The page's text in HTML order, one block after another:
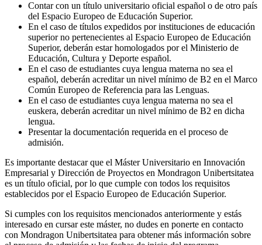
Contar con un título universitario oficial español o de otro país
del Espacio Europeo de Educación Superior.
En el caso de títulos expedidos por instituciones de educación
superior no pertenecientes al Espacio Europeo de Educación
Superior, deberán estar homologados por el Ministerio de
Educación, Cultura y Deporte español.
En el caso de estudiantes cuya lengua materna no sea el
español, deberán acreditar un nivel mínimo de B2 en el Marco
Común Europeo de Referencia para las Lenguas.
En el caso de estudiantes cuya lengua materna no sea el
euskera, deberán acreditar un nivel mínimo de B2 en dicha
lengua.
Presentar la documentación requerida en el proceso de
admisión.
Es importante destacar que el Máster Universitario en Innovación
Empresarial y Dirección de Proyectos en Mondragon Unibertsitatea
es un título oficial, por lo que cumple con todos los requisitos
establecidos por el Espacio Europeo de Educación Superior.
Si cumples con los requisitos mencionados anteriormente y estás
interesado en cursar este máster, no dudes en ponerte en contacto
con Mondragon Unibertsitatea para obtener más información sobre